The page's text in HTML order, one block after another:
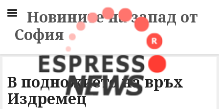
Новините на запад от
София
В подножието на връх
Издремец